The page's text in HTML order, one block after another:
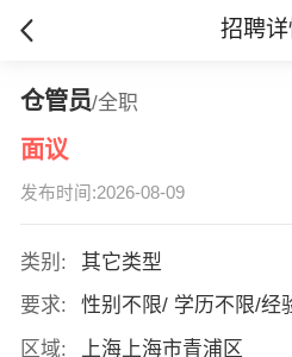
招聘
仓管员/全职
面议
发布时间:2026-08-09
类别:
其它类型
要求:
性别不限/ 学历不限/经
区域:
上海上海市青浦区